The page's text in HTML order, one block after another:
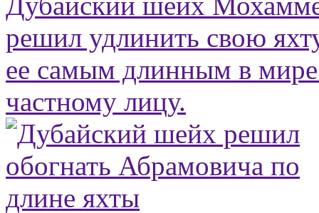
решил удлинить свою
ее самым длинным в
частному лицу.